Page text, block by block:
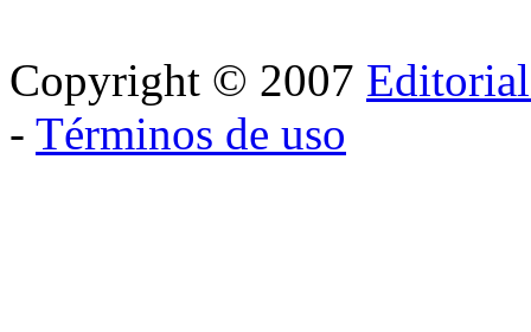
Copyright © 2007
- Términos de uso